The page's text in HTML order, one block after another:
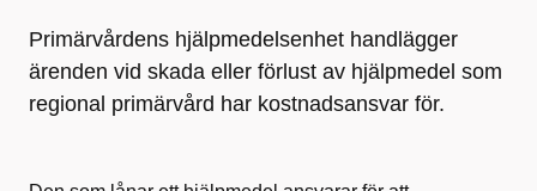
Primärvårdens hjälpmedelsenhet handlägger
ärenden vid skada eller förlust av hjälpmedel som
regional primärvård har kostnadsansvar för.